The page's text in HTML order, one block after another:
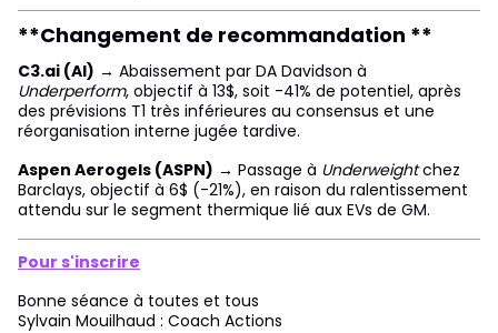
**Changement de recommandation **
C3.ai (AI) → Abaissement par DA Davidson à
Underperform, objectif à 13$, soit -41% de potentiel, après
des prévisions T1 très inférieures au consensus et une
réorganisation interne jugée tardive.
Aspen Aerogels (ASPN) → Passage à Underweightchez
Barclays, objectif à 6$ (-21%), en raison du ralentissement
attendu sur le segment thermique lié aux EVs de GM.
Pour s'inscrire
Bonne séance à toutes et tous
Sylvain Mouilhaud : Coach Actions